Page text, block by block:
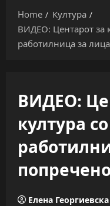
Home
Култура
ВИДЕО: Центарот за
работилница за
ВИДЕО:
култура
Елена Георгиевска